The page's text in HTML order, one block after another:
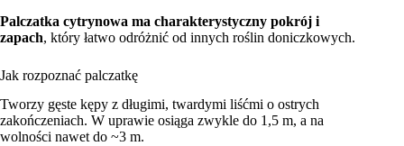
Palczatka cytrynowa ma charakterystyczny pokrój i
zapach, który łatwo odróżnić od innych roślin doniczkowych.
Jak rozpoznać palczatkę
Tworzy gęste kępy z długimi, twardymi liśćmi o ostrych
zakończeniach. W uprawie osiąga zwykle do 1,5 m, a na
wolności nawet do ~3 m.